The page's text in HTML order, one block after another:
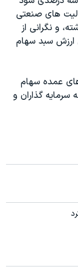
های صنعتی
خود در ۱۵ ماه گذشته، و نگرانی از
ارزش سبد سهام
عمده سهام
کرد که سرمایه گذاران و